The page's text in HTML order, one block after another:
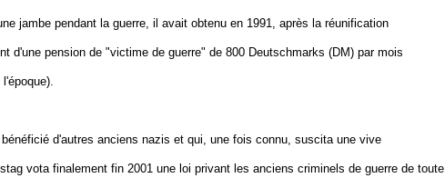
jambe pendant la guerre, il avait obtenu en 1991, après la réunification
d'une pension de "victime de guerre" de 800 Deutschmarks (DM) par mois
d'autres anciens nazis et qui, une fois connu, suscita une vive
vota finalement fin 2001 une loi privant les anciens criminels de guerre de toute